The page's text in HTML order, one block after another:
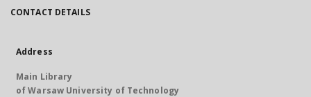
CONTACT DETAILS
Address
Main Library
of Warsaw University of Technology